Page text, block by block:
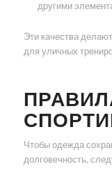
другими
Эти качества
для уличных
Чтобы одежда
долговечность,